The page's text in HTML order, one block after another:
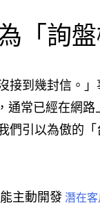
「詢
接到幾封信。」
通常已經在網路
引以為傲的「
主動開發潛在